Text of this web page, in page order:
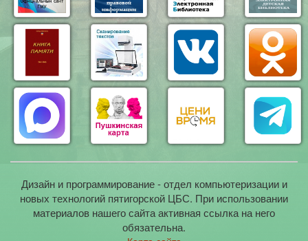
Дизайн и программирование - отдел компьютеризации и
новых технологий пятигорской ЦБС. При использовании
материалов нашего сайта активная ссылка на него
обязательна.